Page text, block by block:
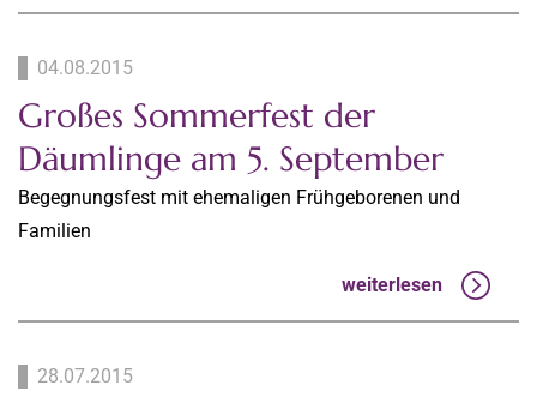
04.08.2015
Großes Sommerfest der
Däumlinge am 5. September
Begegnungsfest mit ehemaligen Frühgeborenen und
Familien
weiterlesen
28.07.2015